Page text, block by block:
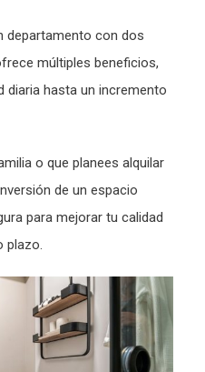
departamento con dos
múltiples beneficios,
diaria hasta un incremento
o que planees alquilar
de un espacio
para mejorar tu calidad
plazo.